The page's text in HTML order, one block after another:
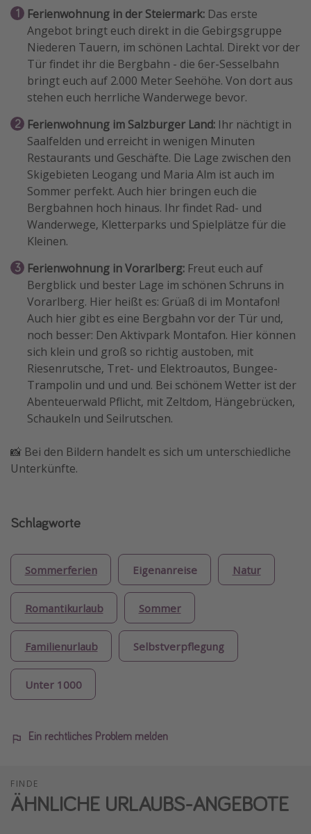
Ferienwohnung in der Steiermark: Das erste
Angebot bringt euch direkt in die Gebirgsgruppe
Niederen Tauern, im schönen Lachtal. Direkt vor der
Tür findet ihr die Bergbahn - die 6er-Sesselbahn
bringt euch auf 2.000 Meter Seehöhe. Von dort aus
stehen euch herrliche Wanderwege bevor.
Ferienwohnung im Salzburger Land: Ihr nächtigt in
Saalfelden und erreicht in wenigen Minuten
Restaurants und Geschäfte. Die Lage zwischen den
Skigebieten Leogang und Maria Alm ist auch im
Sommer perfekt. Auch hier bringen euch die
Bergbahnen hoch hinaus. Ihr findet Rad- und
Wanderwege, Kletterparks und Spielplätze für die
Kleinen.
Ferienwohnung in Vorarlberg: Freut euch auf
Bergblick und bester Lage im schönen Schruns in
Vorarlberg. Hier heißt es: Grüaß di im Montafon!
Auch hier gibt es eine Bergbahn vor der Tür und,
noch besser: Den Aktivpark Montafon. Hier können
sich klein und groß so richtig austoben, mit
Riesenrutsche, Tret- und Elektroautos, Bungee-
Trampolin und und und. Bei schönem Wetter ist der
Abenteuerwald Pflicht, mit Zeltdom, Hängebrücken,
Schaukeln und Seilrutschen.
📸 Bei den Bildern handelt es sich um unterschiedliche
Unterkünfte.
Schlagworte
Sommerferien Eigenanreise Natur
Romantikurlaub Sommer
Familienurlaub Selbstverpflegung
Unter 1000
Ein rechtliches Problem melden
FINDE
ÄHNLICHE URLAUBS-ANGEBOTE